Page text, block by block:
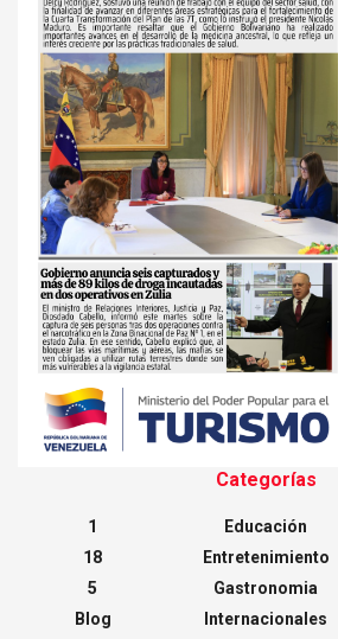
Categorías
1
18
5
Blog
Educación
Entretenimiento
Gastronomia
Internacionales